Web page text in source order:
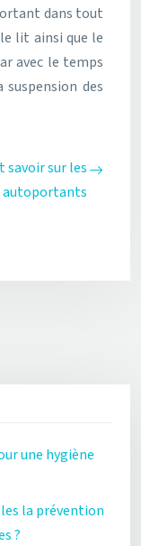
dans tout
lit ainsi que le
avec le temps
des
savoir sur les
autoportants
une hygiène
la prévention
?